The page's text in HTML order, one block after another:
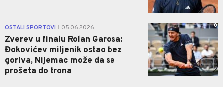
OSTALI SPORTOVI 05.06.2026.
Zverev u finalu Rolan Garosa:
Đokovićev miljenik ostao bez
goriva, Nijemac može da se
prošeta do trona
0